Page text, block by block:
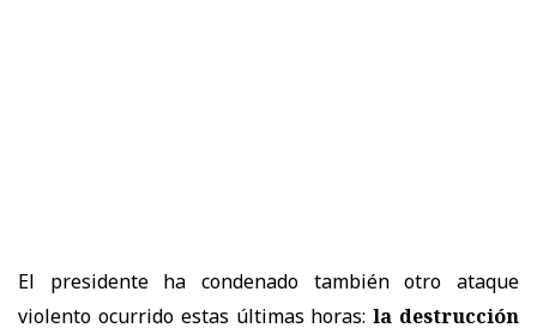
El presidente ha condenado también otro ataque
violento ocurrido estas últimas horas:la destrucción